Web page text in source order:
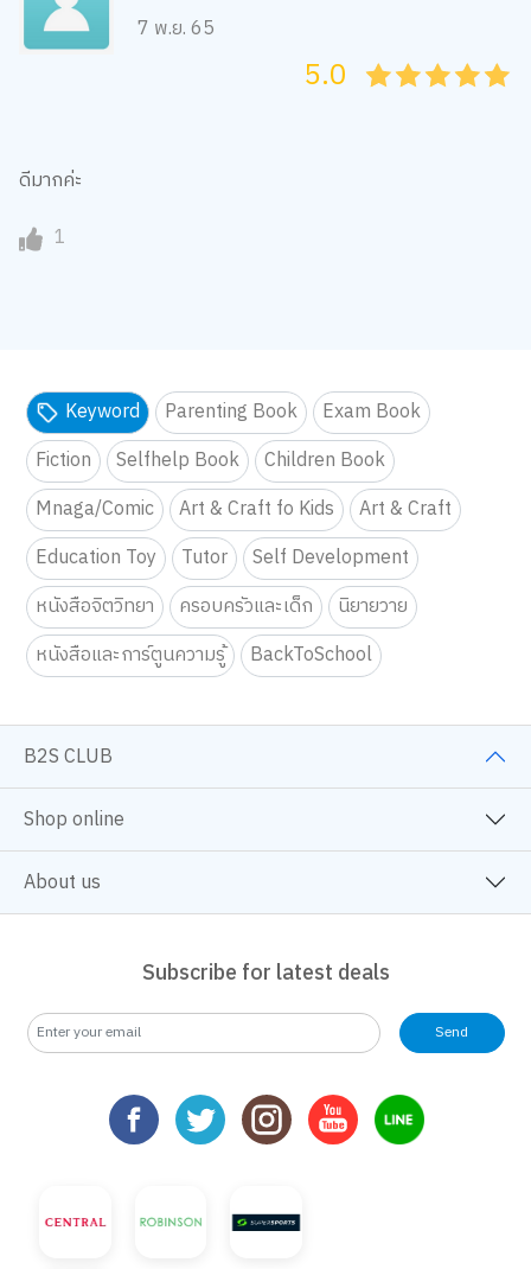
7 พ.ย. 65
45
4
35
3
25
2
15
1
05
5.0
ดีมากค่ะ
1
Keyword Parenting Book
Exam Book
Fiction
Selfhelp Book
Children Book
Mnaga/Comic
Art & Craft fo Kids
Art & Craft
Education Toy
Tutor
Self Development
หนังสือจิตวิทยา
ครอบครัวและเด็ก
นิยายวาย
หนังสือและการ์ตูนความรู้
BackToSchool
B2S CLUB
Shop online
About us
Subscribe for latest deals
Send